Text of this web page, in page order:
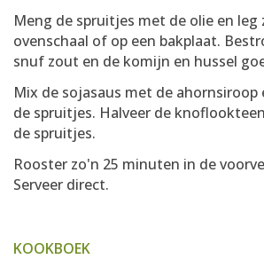
Meng de spruitjes met de olie en leg
ovenschaal of op een bakplaat.
snuf zout en de komijn en hussel
Mix de sojasaus met de ahornsiroop
de spruitjes. Halveer de
de spruitjes.
Rooster zo'n 25 minuten in de
Serveer direct.
KOOKBOEK